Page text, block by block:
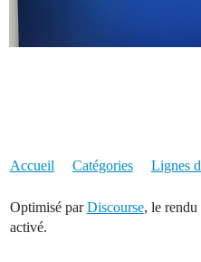
Accueil Catégories Lignes
Optimisé parDiscourse, le rendu
activé.